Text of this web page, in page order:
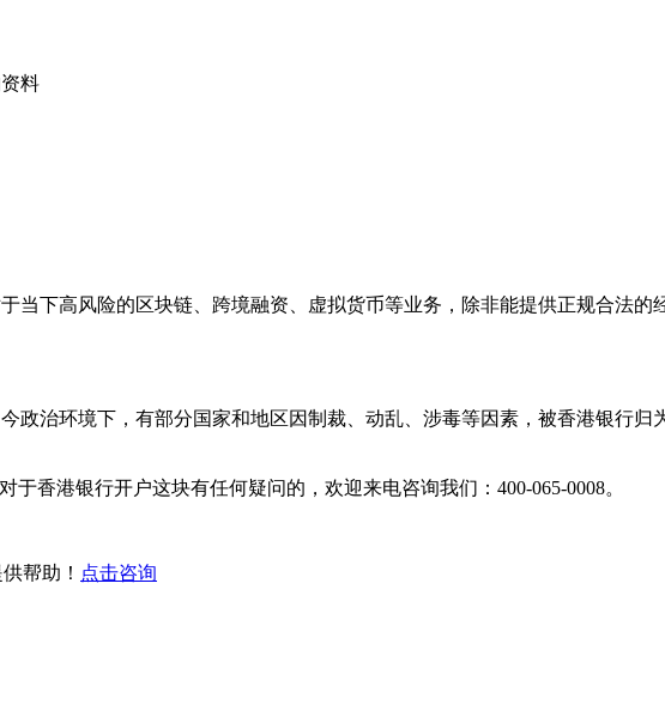
料
当下高风险的区块链、跨境融资、虚拟货币等业务，除非能提供正规合法的
政治环境下，有部分国家和地区因制裁、动乱、涉毒等因素，被香港银行归
香港银行开户这块有任何疑问的，欢迎来电咨询我们：400-065-0008。
帮助！ 点击咨询